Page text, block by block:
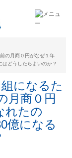
の月商０円がなぜ１年
どうしたらよいのか？
になるた
月商０円
れたの
億になる